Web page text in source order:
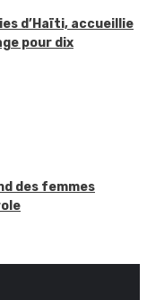
d’Haïti, accueillie
pour dix
des femmes